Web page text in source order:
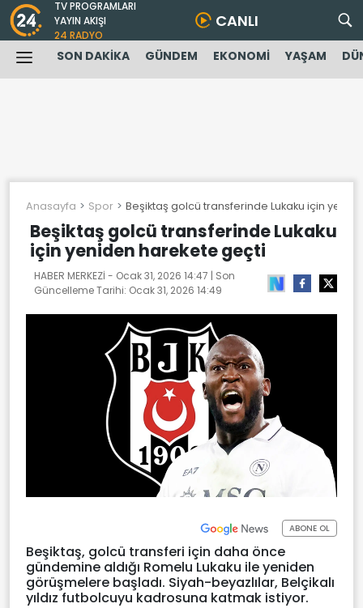
TV PROGRAMLARI
YAYIN AKIŞI
24 RADYO
CANLI
SON DAKİKA GÜNDEM EKONOMİ YAŞAM
Anasayfa Spor Beşiktaş golcü transferinde Lukaku için
Beşiktaş golcü transferinde Lukaku
için yeniden harekete geçti
HABER MERKEZİ - Ocak 31, 2026 14:47 | Son
Güncelleme Tarihi: Ocak 31, 2026 14:49
ABONE OL
Beşiktaş, golcü transferi için daha önce
gündemine aldığı Romelu Lukaku ile yeniden
görüşmelere başladı. Siyah-beyazlılar, Belçikalı
yıldız futbolcuyu kadrosuna katmak istiyor.